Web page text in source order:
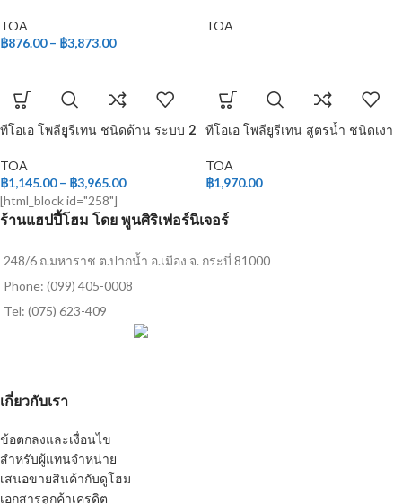
TOA
฿876.00 – ฿3,873.00
TOA
ทีโอเอ โพลียูรีเทน ชนิดด้าน ระบบ 2
TOA
฿1,145.00 – ฿3,965.00
ทีโอเอ โพลียูรีเทน สูตรน้ำ ชนิดเงา
TOA
฿1,970.00
[html_block id="258"]
ร้านแฮปปี้โฮม โดย พูนศิริเฟอร์นิเจอร์
248/6 ถ.มหาราช ต.ปากน้ำ อ.เมือง จ. กระบี่ 81000
Phone: (099) 405-0008
Tel: (075) 623-409
เกี่ยวกับเรา
ข้อตกลงและเงื่อนไข
สำหรับผู้แทนจำหน่าย
เสนอขายสินค้ากับดูโฮม
เอกสารลูกค้าเครดิต